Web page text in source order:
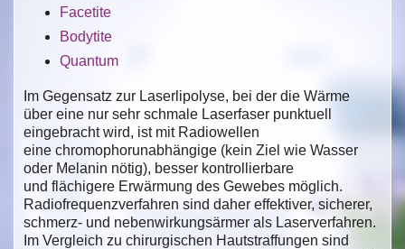
Facetite
Bodytite
Quantum
Im Gegensatz zur Laserlipolyse, bei der die Wärme
über eine nur sehr schmale Laserfaser punktuell
eingebracht wird, ist mit Radiowellen
eine chromophorunabhängige (kein Ziel wie Wasser
oder Melanin nötig), besser kontrollierbare
und flächigere Erwärmung des Gewebes möglich.
Radiofrequenzverfahren sind daher effektiver, sicherer,
schmerz- und nebenwirkungsärmer als Laserverfahren.
Im Vergleich zu chirurgischen Hautstraffungen sind